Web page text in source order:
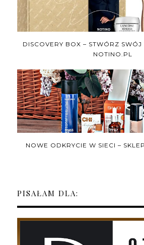
DISCOVERY BOX – STWÓRZ
NOTINO.PL
NOWE ODKRYCIE W SIECI –
PISAŁAM DLA: